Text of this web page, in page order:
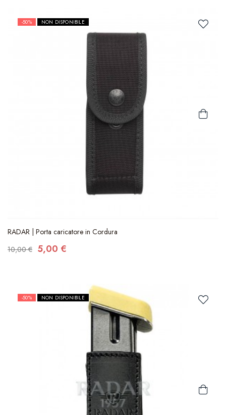
-50% NON DISPONIBILE
RADAR | Porta caricatore in Cordura
10,00 € 5,00 €
-50% NON DISPONIBILE